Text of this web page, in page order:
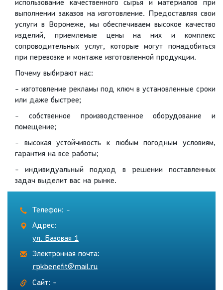
использование качественного сырья и материалов при
выполнении заказов на изготовление. Предоставляя свои
услуги в Воронеже, мы обеспечиваем высокое качество
изделий, приемлемые цены на них и комплекс
сопроводительных услуг, которые могут понадобиться
при перевозке и монтаже изготовленной продукции.
Почему выбирают нас:
- изготовление рекламы под ключ в установленные сроки
или даже быстрее;
- собственное производственное оборудование и
помещение;
- высокая устойчивость к любым погодным условиям,
гарантия на все работы;
- индивидуальный подход в решении поставленных
задач выделит вас на рынке.
Телефон: -
Адрес:
ул. Базовая 1
Электронная почта:
rpkbenefit@mail.ru
Сайт: -